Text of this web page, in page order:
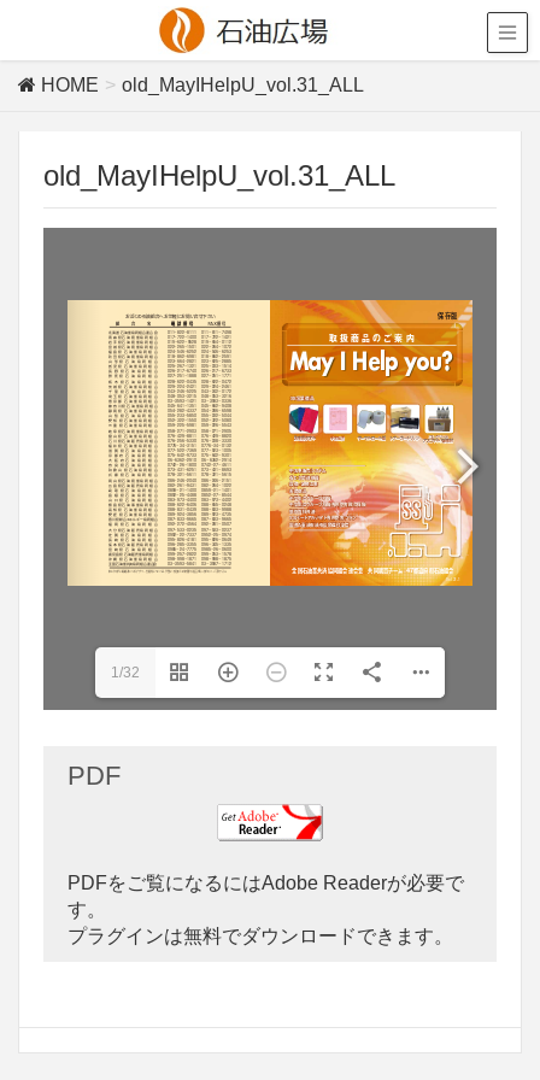
HOME old_MayIHelpU_vol.31_ALL
old_MayIHelpU_vol.31_ALL
1/32
PDF
PDFをご覧になるにはAdobe Readerが必要で
す。
プラグインは無料でダウンロードできます。